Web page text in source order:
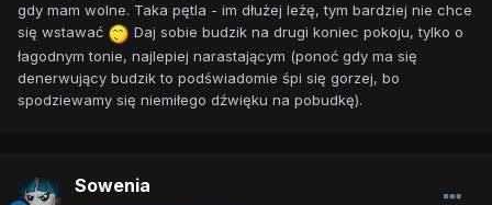
gdy mam wolne. Taka pętla - im dłużej leżę, tym bardziej nie chce
się wstawać
Daj sobie budzik na drugi koniec pokoju, tylko o
łagodnym tonie, najlepiej narastającym (ponoć gdy ma się
denerwujący budzik to podświadomie śpi się gorzej, bo
spodziewamy się niemiłego dźwięku na pobudkę).
Sowenia